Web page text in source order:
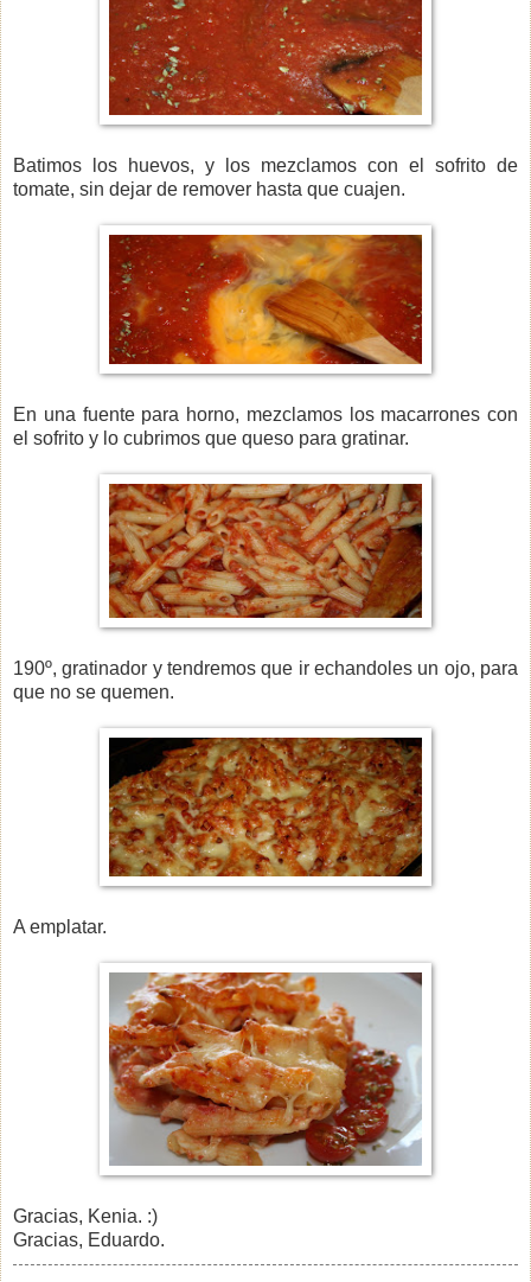
Batimos los huevos, y los mezclamos con el sofrito de
tomate, sin dejar de remover hasta que cuajen.
En una fuente para horno, mezclamos los macarrones con
el sofrito y lo cubrimos que queso para gratinar.
190º, gratinador y tendremos que ir echandoles un ojo, para
que no se quemen.
A emplatar.
Gracias, Kenia. :)
Gracias, Eduardo.